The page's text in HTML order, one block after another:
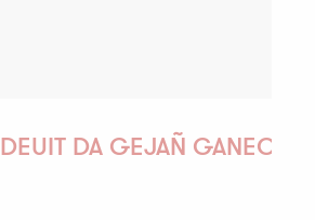
DEUIT DA GEJAÑ GANEOMP !